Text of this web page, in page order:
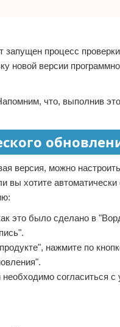
запущен процесс
новой версии
что, выполнив
версия, можно
вы хотите
это было сделано в
нажмите по
согласиться